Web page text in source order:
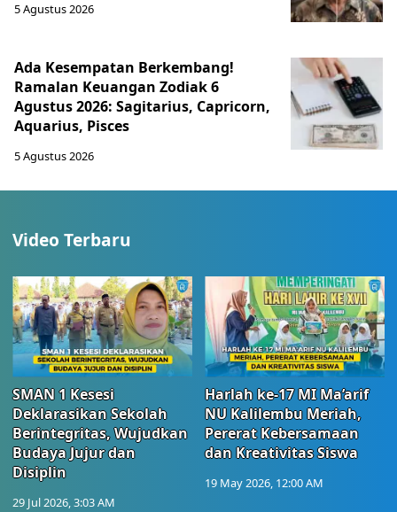
5 Agustus 2026
Ada Kesempatan Berkembang!
Ramalan Keuangan Zodiak 6
Agustus 2026: Sagitarius, Capricorn,
Aquarius, Pisces
5 Agustus 2026
Video Terbaru
SMAN 1 Kesesi
Deklarasikan Sekolah
Berintegritas, Wujudkan
Budaya Jujur dan
Disiplin
29 Jul 2026, 3:03 AM
Harlah ke-17 MI Ma’arif
NU Kalilembu Meriah,
Pererat Kebersamaan
dan Kreativitas Siswa
19 May 2026, 12:00 AM